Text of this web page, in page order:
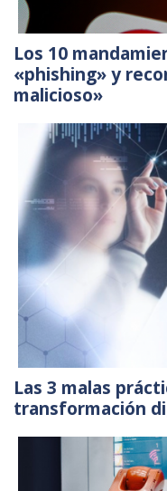
Los 10
«phishing» y
malicioso»
Las 3 malas
transformación